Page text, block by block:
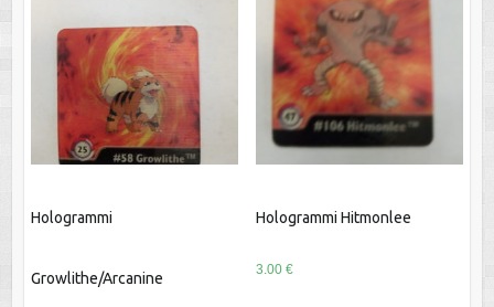
Hologrammi
Growlithe/Arcanine
Hologrammi Hitmonlee
3.00 €